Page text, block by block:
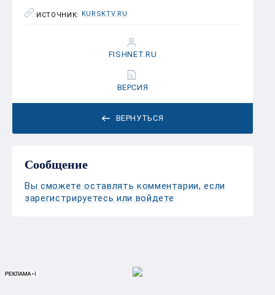
ИСТОЧНИК: KURSKTV.RU
ВЕРНУТЬСЯ
FISHNET.RU
ВЕРСИЯ
Сообщение
Вы сможете оставлять комментарии, если
зарегистрируетесь или войдете